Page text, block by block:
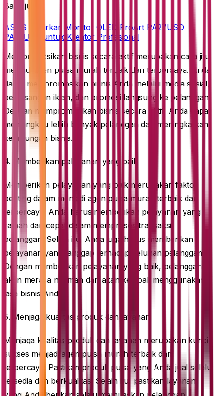
Baca juga
ASUS Hadirkan Monitor OLED ProArt PA27USD
PA32USD untuk Kreator Profesional
Mempromosikan bisnis secara aktif merupakan cara jitu
menjadi agen pulsa murah terbaik dan terpercaya. Anda
dapat mempromosikan bisnis Anda melalui media sosial,
pemasangan iklan, dan promosi langsung ke pelanggan.
Dengan mempromosikan bisnis secara aktif, Anda dapat
menjangkau lebih banyak pelanggan dan meningkatkan
keuntungan bisnis.
4. Memberikan pelayanan yang baik
Memberikan pelayanan yang baik merupakan faktor
penting dalam menjadi agen pulsa murah terbaik dan
terpercaya. Anda harus memberikan pelayanan yang
ramah dan cepat dalam memproses transaksi
pelanggan. Selain itu, Anda juga harus memberikan
pelayanan yang tanggap terhadap keluhan pelanggan.
Dengan memberikan pelayanan yang baik, pelanggan
akan merasa nyaman dan akan kembali menggunakan
jasa bisnis Anda.
5. Menjaga kualitas produk dan layanan
Menjaga kualitas produk dan layanan merupakan kunci
sukses menjadi agen pulsa murah terbaik dan
terpercaya. Pastikan produk pulsa yang Anda jual selalu
tersedia dan berkualitas. Selain itu, pastikan layanan